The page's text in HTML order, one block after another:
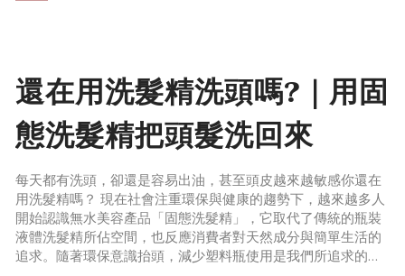
目，常見有「純精油」與「
還在用洗髮精洗頭嗎?｜用固
態洗髮精把頭髮洗回來
每天都有洗頭，卻還是容易出油，甚至頭皮越來越敏感你還在
用洗髮精嗎？ 現在社會注重環保與健康的趨勢下，越來越多人
開始認識無水美容產品「固態洗髮精」，它取代了傳統的瓶裝
液體洗髮精所佔空間，也反應消費者對天然成分與簡單生活的
追求。隨著環保意識抬頭，減少塑料瓶使用是我們所追求的目